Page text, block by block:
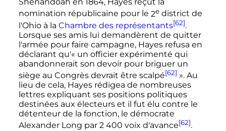
Shenandoah en 1864, Hayes reçut la
nomination républicaine pour le 2e district de
l'Ohio à la Chambre des représentants[62].
Lorsque ses amis lui demandèrent de quitter
l'armée pour faire campagne, Hayes refusa en
déclarant qu'« un officier expérimenté qui
abandonnerait son devoir pour briguer un
siège au Congrès devrait être scalpé[62] ». Au
lieu de cela, Hayes rédigea de nombreuses
lettres expliquant ses positions politiques
destinées aux électeurs et il fut élu contre le
détenteur de la fonction, le démocrate
Alexander Long par 2 400 voix d'avance[62].